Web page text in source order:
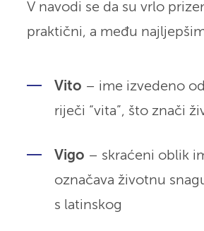
V navodi se da su vrlo
praktični, a među
Vito – ime izvedeno
riječi “vita”, što znači
Vigo – skraćeni oblik
označava životnu
s latinskog